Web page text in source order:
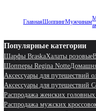
ГлавнаяШоппингМужчинам
Популярные категории
Шарфы BraskaХалаты розовые
Шопперы Regina Notte
Аксессуары для путешествий
Аксессуары для путешествий
Распродажа женских головных
Распродажа мужских